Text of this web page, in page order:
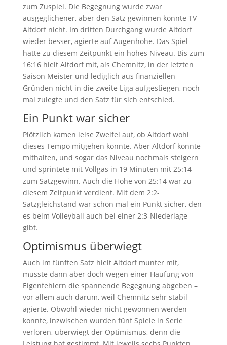
zum Zuspiel. Die Begegnung wurde zwar
ausgeglichener, aber den Satz gewinnen konnte TV
Altdorf nicht. Im dritten Durchgang wurde Altdorf
wieder besser, agierte auf Augenhöhe. Das Spiel
hatte zu diesem Zeitpunkt ein hohes Niveau. Bis zum
16:16 hielt Altdorf mit, als Chemnitz, in der letzten
Saison Meister und lediglich aus finanziellen
Gründen nicht in die zweite Liga aufgestiegen, noch
mal zulegte und den Satz für sich entschied.
Ein Punkt war sicher
Plötzlich kamen leise Zweifel auf, ob Altdorf wohl
dieses Tempo mitgehen könnte. Aber Altdorf konnte
mithalten, und sogar das Niveau nochmals steigern
und sprintete mit Vollgas in 19 Minuten mit 25:14
zum Satzgewinn. Auch die Höhe von 25:14 war zu
diesem Zeitpunkt verdient. Mit dem 2:2-
Satzgleichstand war schon mal ein Punkt sicher, den
es beim Volleyball auch bei einer 2:3-Niederlage
gibt.
Optimismus überwiegt
Auch im fünften Satz hielt Altdorf munter mit,
musste dann aber doch wegen einer Häufung von
Eigenfehlern die spannende Begegnung abgeben –
vor allem auch darum, weil Chemnitz sehr stabil
agierte. Obwohl wieder nicht gewonnen werden
konnte, inzwischen wurden fünf Spiele in Serie
verloren, überwiegt der Optimismus, denn die